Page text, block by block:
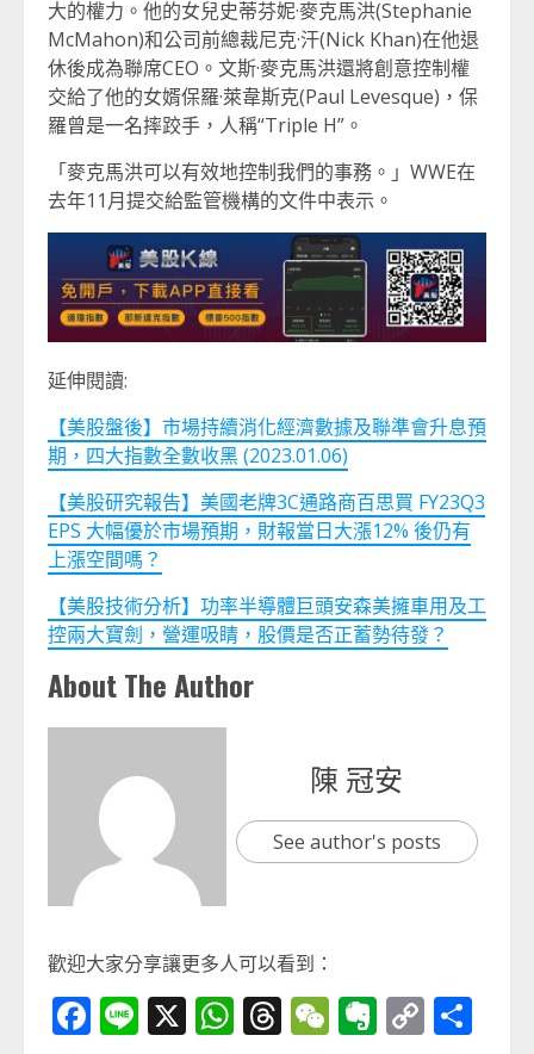
大的權力。他的女兒史蒂芬妮·麥克馬洪(Stephanie
McMahon)和公司前總裁尼克·汗(Nick Khan)在他退
休後成為聯席CEO。文斯·麥克馬洪還將創意控制權
交給了他的女婿保羅·萊韋斯克(Paul Levesque)，保
羅曾是一名摔跤手，人稱“Triple H”。
「麥克馬洪可以有效地控制我們的事務。」WWE在
去年11月提交給監管機構的文件中表示。
延伸閱讀:
【美股盤後】市場持續消化經濟數據及聯準會升息預
期，四大指數全數收黑 (2023.01.06)
【美股研究報告】美國老牌3C通路商百思買 FY23Q3
EPS 大幅優於市場預期，財報當日大漲12% 後仍有
上漲空間嗎？
【美股技術分析】功率半導體巨頭安森美擁車用及工
控兩大寶劍，營運吸睛，股價是否正蓄勢待發？
About The Author
陳 冠安
See author's posts
歡迎大家分享讓更多人可以看到：
Facebook
Line
X WhatsApp
Threads
WeChat
Evernote
Copy